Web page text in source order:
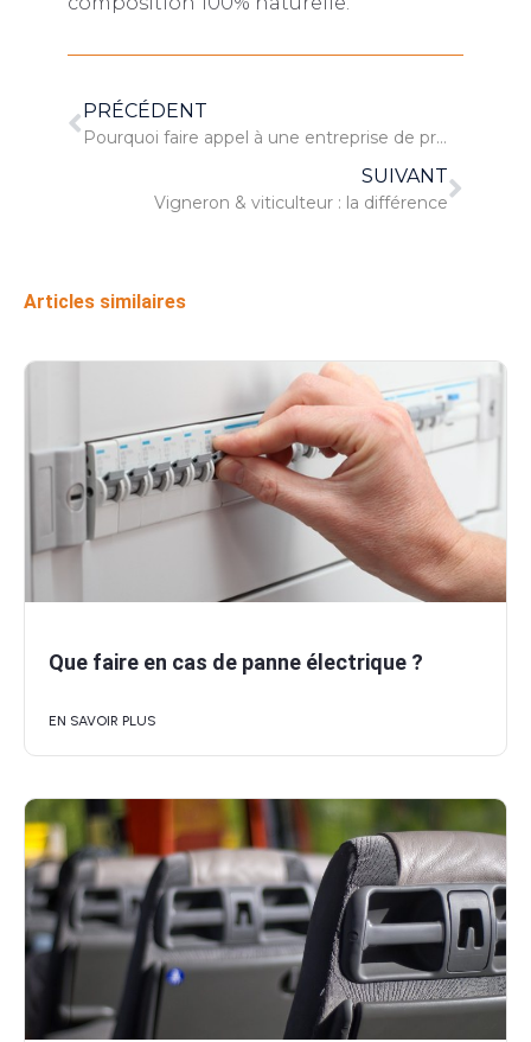
PRÉCÉDENT
Pourquoi faire appel à une entreprise de propreté ?
SUIVANT
Vigneron & viticulteur : la différence
Articles similaires
Que faire en cas de panne électrique ?
EN SAVOIR PLUS